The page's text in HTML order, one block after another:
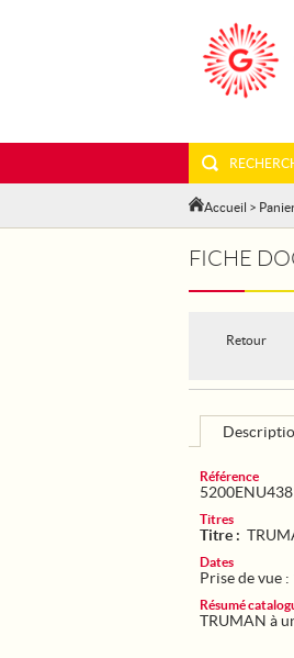
Accueil >
FICHE
Retour
Référence
Titres
Titre :
Dates
Prise de vue
Résumé
TRUMAN à